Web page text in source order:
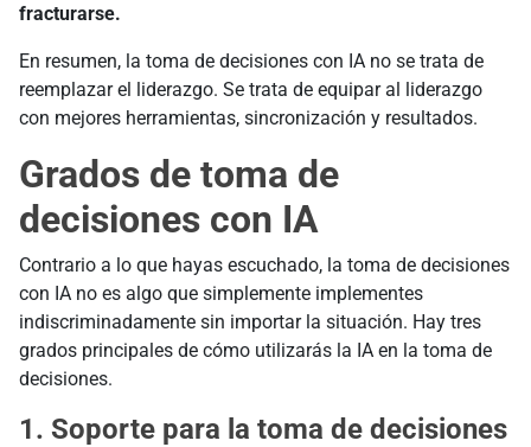
fracturarse.
En resumen, la toma de decisiones con IA no se trata de
reemplazar el liderazgo. Se trata de equipar al liderazgo
con mejores herramientas, sincronización y resultados.
Grados de toma de
decisiones con IA
Contrario a lo que hayas escuchado, la toma de decisiones
con IA no es algo que simplemente implementes
indiscriminadamente sin importar la situación. Hay tres
grados principales de cómo utilizarás la IA en la toma de
decisiones.
1. Soporte para la toma de decisiones